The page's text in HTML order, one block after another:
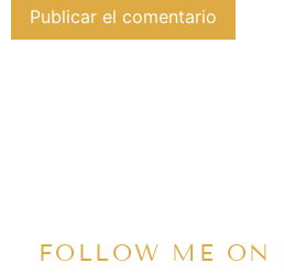
FOLLOW ME ON